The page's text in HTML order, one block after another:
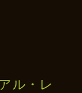
ル・レ